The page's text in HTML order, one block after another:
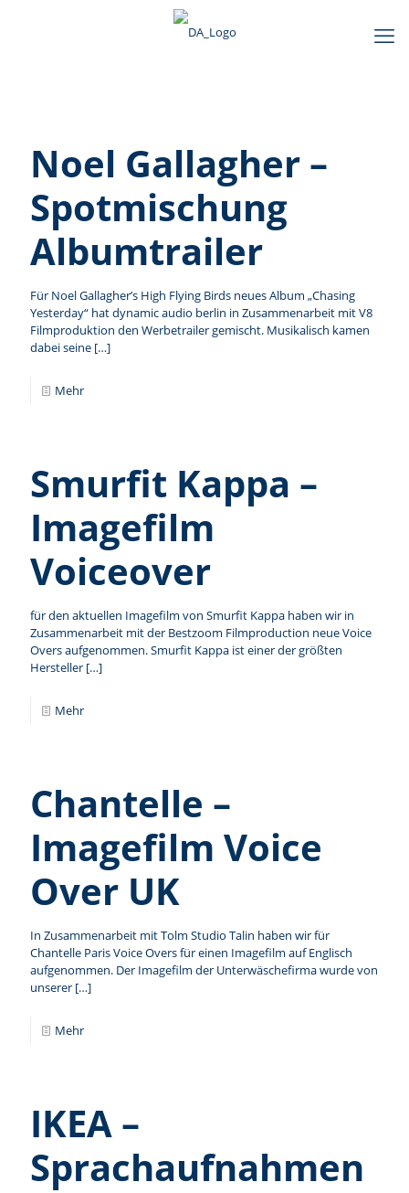
Noel Gallagher –
Spotmischung
Albumtrailer
Für Noel Gallagher’s High Flying Birds neues Album „Chasing
Yesterday“ hat dynamic audio berlin in Zusammenarbeit mit V8
Filmproduktion den Werbetrailer gemischt. Musikalisch kamen
dabei seine […]
Mehr
Smurfit Kappa –
Imagefilm
Voiceover
für den aktuellen Imagefilm von Smurfit Kappa haben wir in
Zusammenarbeit mit der Bestzoom Filmproduction neue Voice
Overs aufgenommen. Smurfit Kappa ist einer der größten
Hersteller […]
Mehr
Chantelle –
Imagefilm Voice
Over UK
In Zusammenarbeit mit Tolm Studio Talin haben wir für
Chantelle Paris Voice Overs für einen Imagefilm auf Englisch
aufgenommen. Der Imagefilm der Unterwäschefirma wurde von
unserer […]
Mehr
IKEA –
Sprachaufnahmen